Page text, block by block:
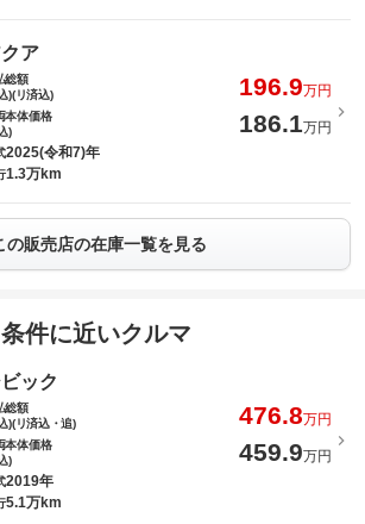
ア
総額
)(リ済込)
196.9万円
本体価格
)
186.1万円
2025(令和7)年
1.3万km
の販売店の在庫一覧を見る
件に近いクルマ
ック
総額
)(リ済込・追)
476.8万円
本体価格
)
459.9万円
2019年
5.1万km